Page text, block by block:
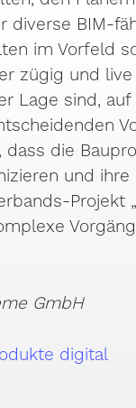
diverse BIM-
im Vorfeld
zügig und
Lage sind,
die
und
Projekt
GmbH
digital